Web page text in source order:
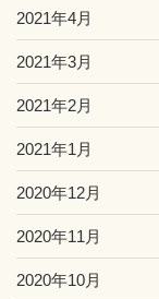
2021年4月
2021年3月
2021年2月
2021年1月
2020年12月
2020年11月
2020年10月